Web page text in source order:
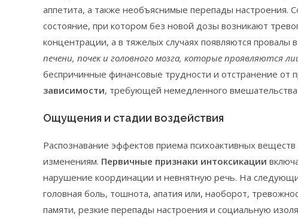
аппетита, а также необъяснимые перепады настроения.
состояние, при котором без новой дозы возникают
концентрации, а в тяжелых случаях появляются провалы
печени, почек и головного мозга, которые проявляются
беспричинные финансовые трудности и отстранение
зависимости, требующей немедленного вмешательства
Ощущения и стадии воздействия
Распознавание эффектов приема психоактивных
изменениям. Первичные признаки интоксикации
нарушение координации и невнятную речь. На
головная боль, тошнота, апатия или, наоборот,
памяти, резкие перепады настроения и социальную